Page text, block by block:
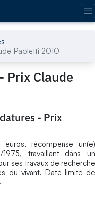
Paoletti 2010
Prix Claude
- Prix
récompense un(e)
travaillant dans un
ses travaux de recherche
du vivant. Date limite de
.